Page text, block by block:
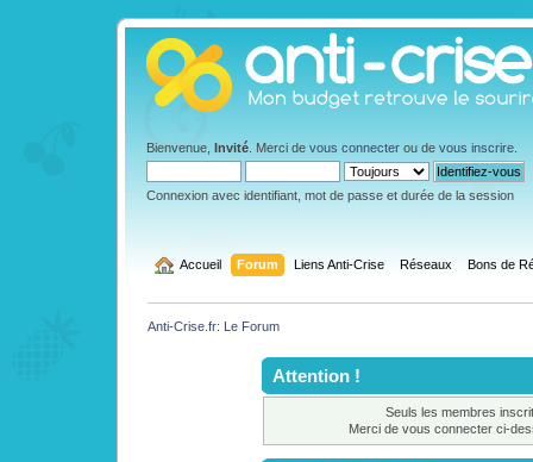
Bienvenue, Invité . Merci de vous connecter ou de vous inscrire
Connexion avec identifiant, mot de passe et durée de la session
Accueil Forum Liens Anti-Crise Réseaux Bons de
Anti-Crise.fr: Le Forum
Attention !
Seuls les membres
Merci de vous connecter ci-